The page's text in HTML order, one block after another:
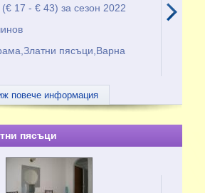
17 - € 43) за сезон 2022
пясъци,Варна
повече информация
пясъци